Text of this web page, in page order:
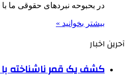
در بحبوحه نبردهای حقوقی ما با Silver Lake و WP Engine، می‌خواستم لحظه‌ای وقت بگذارم و چیز مثبتی را برجسته…
بیشتر بخوانید »
آحرین اخبار
کشف یک قمر ناشناخته